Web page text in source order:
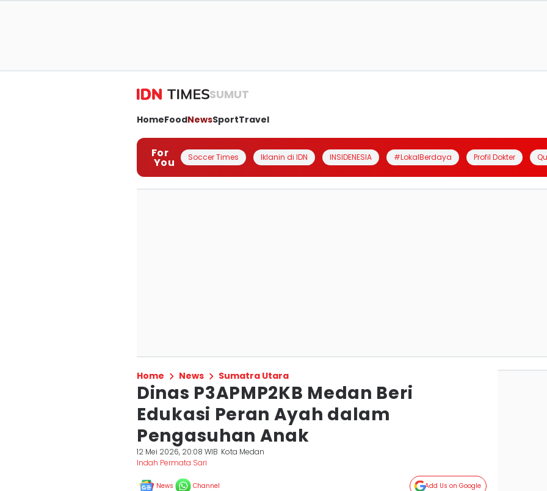
SUMUT
HomeFoodNewsSportTravel
For
You Soccer Times Iklanin di IDN INSIDENESIA #LokalBerdaya Profil Dokter
Home News Sumatra Utara
Dinas P3APMP2KB Medan Beri
Edukasi Peran Ayah dalam
Pengasuhan Anak
12 Mei 2026, 20:08 WIB Kota Medan
Indah Permata Sari
News Channel Add Us on Google